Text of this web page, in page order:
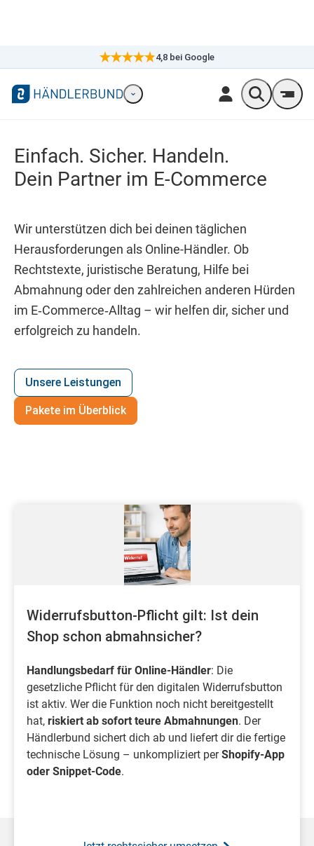
4,8 bei Google
Markennavigation öffnenWonach
Einfach. Sicher. Handeln.
Dein Partner im E-Commerce
Wir unterstützen dich bei deinen täglichen
Herausforderungen als Online-Händler. Ob
Rechtstexte, juristische Beratung, Hilfe bei
Abmahnung oder den zahlreichen anderen Hürden
im E‑Commerce‑Alltag – wir helfen dir, sicher und
erfolgreich zu handeln.
Unsere Leistungen
Pakete im Überblick
Widerrufsbutton-Pflicht gilt: Ist dein
Shop schon abmahnsicher?
Handlungsbedarf für Online-Händler: Die
gesetzliche Pflicht für den digitalen Widerrufsbutton
ist aktiv. Wer die Funktion noch nicht bereitgestellt
hat, riskiert ab sofort teure Abmahnungen. Der
Händlerbund sichert dich ab und liefert dir die fertige
technische Lösung – unkompliziert perShopify-App
oder Snippet-Code.